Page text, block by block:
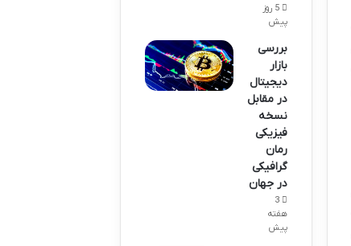
5 روز
پیش
بررسی
بازار
دیجیتال
در مقابل
نسخه
فیزیکی
رمان
گرافیکی
در جهان
3
هفته
پیش